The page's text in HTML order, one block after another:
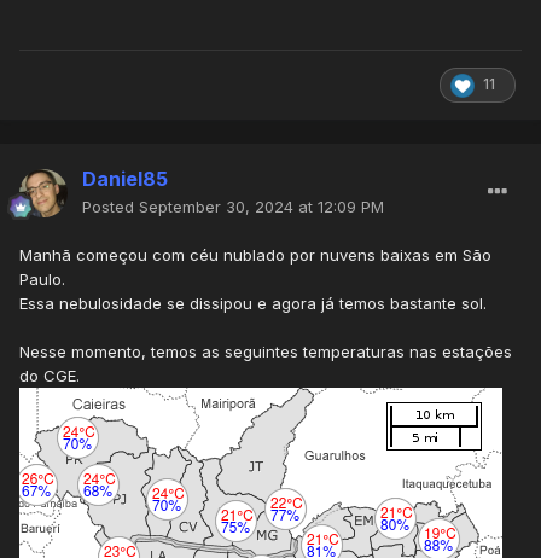
11
Daniel85
Posted September 30, 2024 at 12:09 PM
Manhã começou com céu nublado por nuvens baixas em São
Paulo.
Essa nebulosidade se dissipou e agora já temos bastante sol.
Nesse momento, temos as seguintes temperaturas nas estações
do CGE.